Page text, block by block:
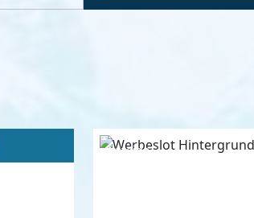
Anzeige